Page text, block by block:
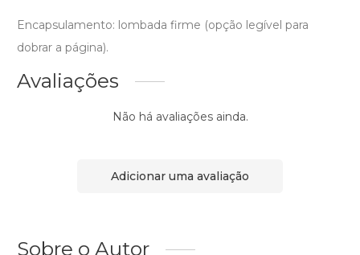
Encapsulamento: lombada firme (opção legível para
dobrar a página).
Avaliações
Não há avaliações ainda.
Adicionar uma avaliação
Sobre o Autor